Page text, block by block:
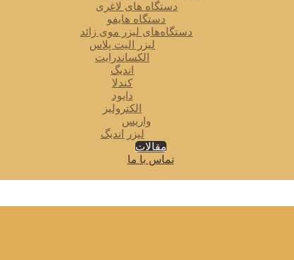
دستگاه های لاغری
دستگاه هایفو
دستگاه‌های لیزر موی زائد
لیزر الیت پلاس
الکساندرایت
اندیگ
کندلا
دایود
الکترولیز
واریس
لیزر اندیگ
مقالات
تماس با ما